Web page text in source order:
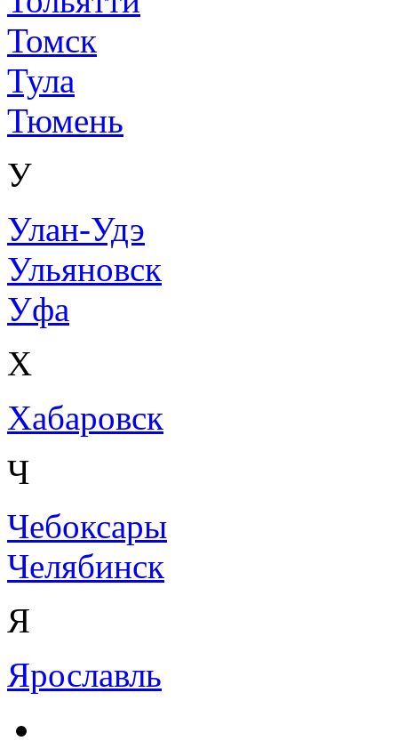
Томск
Тула
Тюмень
У
Улан-Удэ
Ульяновск
Уфа
Х
Хабаровск
Ч
Чебоксары
Челябинск
Я
Ярославль